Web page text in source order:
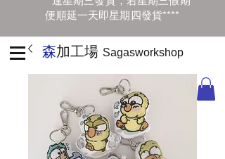
便順延一天即星期四發貨****
森加工場 Sagasworkshop